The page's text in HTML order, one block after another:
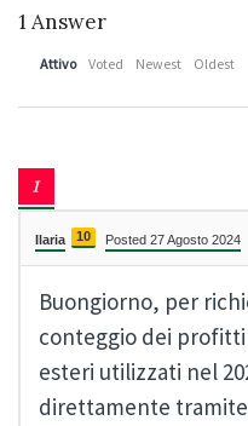
1 Answer
Attivo Voted Newest Oldest
Ilaria 10 Posted 27 Agosto 2024
Buongiorno, per
conteggio dei
esteri utilizzati nel
direttamente